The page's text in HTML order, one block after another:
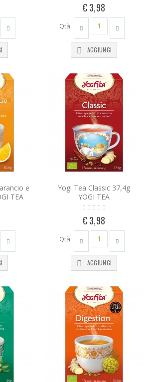
€ 3,98
Qtà:
AGGIUNGI
e
TEA
Yogi Tea Classic 37,4g
YOGI TEA
€ 3,98
Qtà:
AGGIUNGI